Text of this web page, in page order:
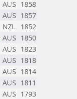
AUS 1858
AUS 1857
NZL 1852
AUS 1850
AUS 1823
AUS 1818
AUS 1814
AUS 1811
AUS 1793